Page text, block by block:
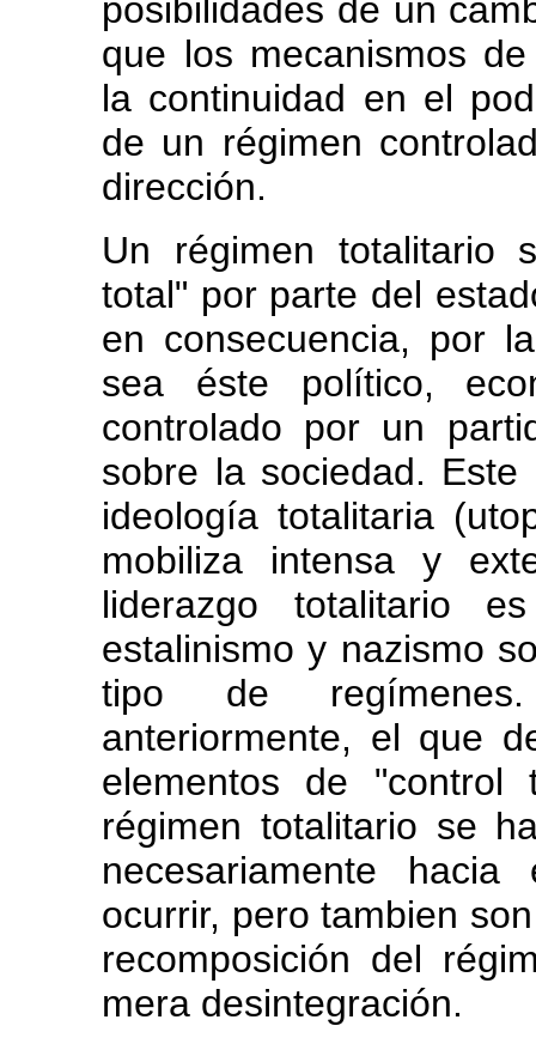
posibilidades de un
que los mecanismos
la continuidad en el
de un régimen
dirección.
Un régimen totalitario
total" por parte del
en consecuencia, por
sea éste político,
controlado por un
sobre la sociedad.
ideología totalitaria
mobiliza intensa y
liderazgo totalitario
estalinismo y nazismo
tipo de
anteriormente, el que
elementos de
régimen totalitario se
necesariamente
ocurrir, pero tambien
recomposición del
mera desintegración.